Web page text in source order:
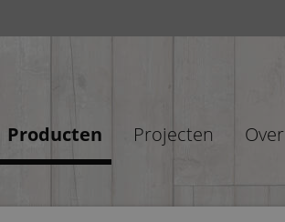
Producten Projecten Over